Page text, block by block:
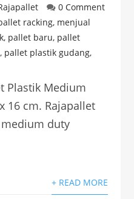
0 Comment
racking, menjual
, pallet baru, pallet
, pallet plastik gudang,
Plastik Medium
16 cm. Rajapallet
duty
+ READ MORE